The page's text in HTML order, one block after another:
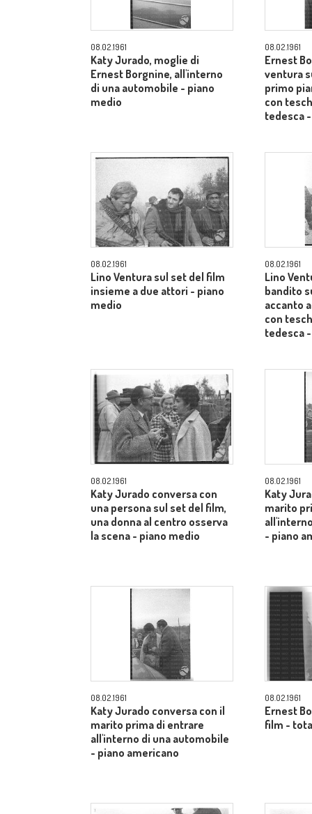
08.02.1961
Katy Jurado, moglie di
Ernest Borgnine, all'interno
di una automobile - piano
medio
08.02.1961
Ernest
ventura
primo
con
tedesca
08.02.1961
Lino Ventura sul set del film
insieme a due attori - piano
medio
08.02.1961
Lino
bandito
accanto
con
tedesca -
08.02.1961
Katy Jurado conversa con
una persona sul set del film,
una donna al centro osserva
la scena - piano medio
08.02.1961
Katy
marito
- piano
08.02.1961
Katy Jurado conversa con il
marito prima di entrare
all'interno di una automobile
- piano americano
08.02.1961
Ernest
film -